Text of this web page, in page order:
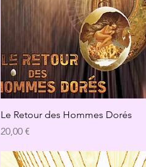
Le Retour des Hommes Dorés
Preis
20,00 €